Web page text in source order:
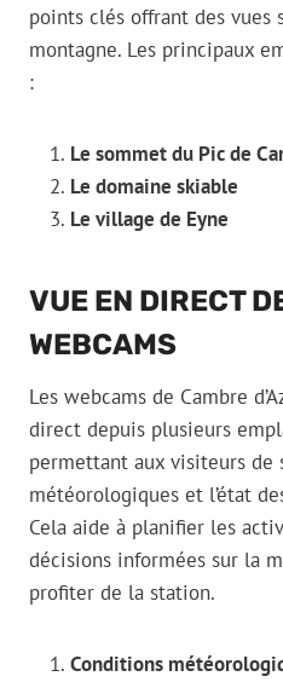
points clés offrant des vues
montagne. Les principaux
:
Le sommet du Pic de
Le domaine skiable
Le village de Eyne
VUE EN DIRECT
WEBCAMS
Les webcams de Cambre
direct depuis plusieurs
permettant aux visiteurs
météorologiques et l’état
Cela aide à planifier les
décisions informées sur la
profiter de la station.
Conditions